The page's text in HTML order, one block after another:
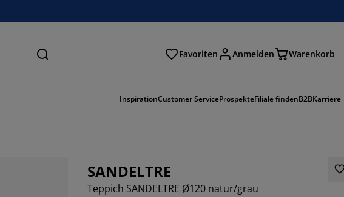
Suchen Favoriten Anmelden Warenkorb
InspirationCustomer ServiceProspekteFiliale findenB2BKarriere
SANDELTRE
Teppich SANDELTRE Ø120 natur/grau